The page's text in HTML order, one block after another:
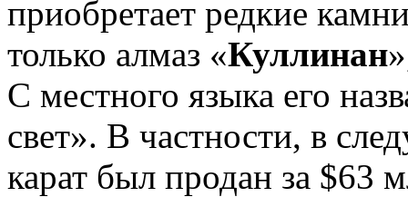
приобретает редкие
только алмаз «Куллинан
С местного языка его
свет». В частности, в
карат был продан за $63